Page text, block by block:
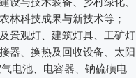
林科技成果与新技术等；
景观灯、建筑灯具、工矿灯
器、换热及回收设备、太阳
电池、电容器、钠硫磺电